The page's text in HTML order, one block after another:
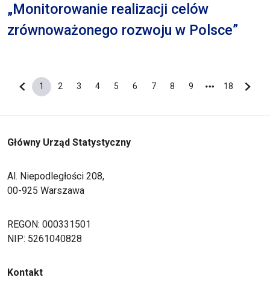
„Monitorowanie realizacji celów
zrównoważonego rozwoju w Polsce”
Poprzednia strona
Bieżąca strona
1
Strona
2
Strona
3
Strona
4
Strona
5
Strona
6
Strona
7
Strona
8
Strona
9
Ostatnia
18
Główny Urząd Statystyczny
Al. Niepodległości 208,
00-925 Warszawa
REGON: 000331501
NIP: 5261040828
Kontakt